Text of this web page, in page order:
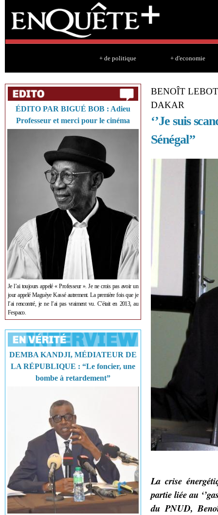
+ de politique + d'economie
ÉDITO PAR BIGUÉ BOB : Adieu
Professeur et merci pour le cinéma
Je l’ai toujours appelé « Professeur ». Je ne crois pas avoir un
jour appelé Maguèye Kassé autrement. La première fois que je
l’ai rencontré, je ne l’ai pas vraiment vu. C’était en 2013, au
Fespaco.
DEMBA KANDJI, MÉDIATEUR DE
LA RÉPUBLIQUE : “Le foncier, une
bombe à retardement”
BENOÎT
DAKAR
‘’Je suis
Sénégal’’
La crise
partie liée au
du PNUD,